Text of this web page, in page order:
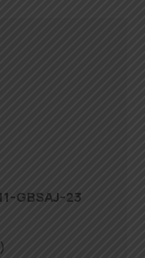
GBSAJ-23